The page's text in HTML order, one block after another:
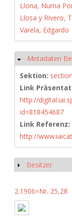
Llona, Numa
Llosa y Rivero,
Varela, Edgardo
Hide
Metadaten
Sektion: section
Link
http://
id=818454687
Link Referenz:
http://
Show
Besitzer
2.1906=Nr. 25,28